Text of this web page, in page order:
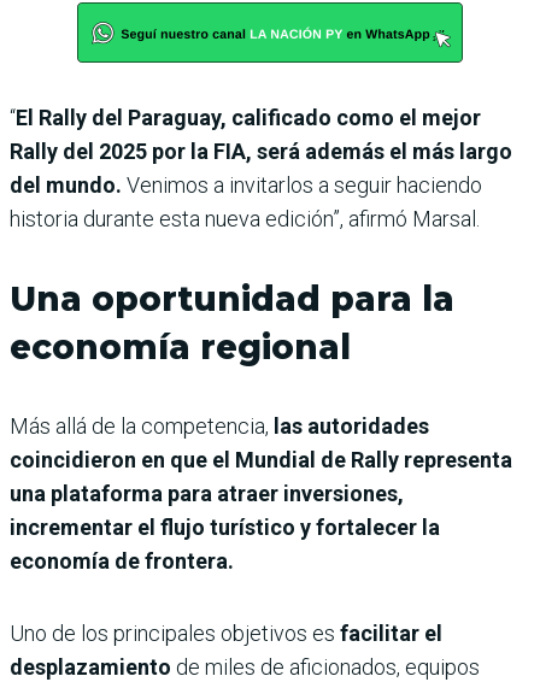
“El Rally del Paraguay, calificado como el mejor
Rally del 2025 por la FIA, será además el más largo
del mundo. Venimos a invitarlos a seguir haciendo
historia durante esta nueva edición”, afirmó Marsal.
Una oportunidad para la
economía regional
Más allá de la competencia, las autoridades
coincidieron en que el Mundial de Rally representa
una plataforma para atraer inversiones,
incrementar el flujo turístico y fortalecer la
economía de frontera.
Uno de los principales objetivos es facilitar el
desplazamiento de miles de aficionados, equipos